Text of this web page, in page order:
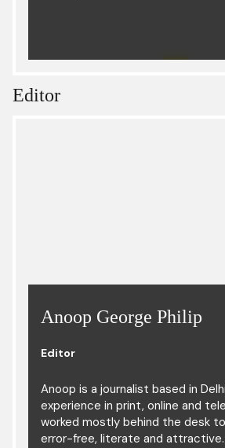
Editor
Anoop George Philip
Editor
Anoop is a journalist based in
experience in print, online and
worked mostly behind the desk
error-free, literate and